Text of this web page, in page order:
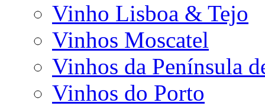
Vinho Lisboa & Tejo
Vinhos Moscatel
Vinhos da Península
Vinhos do Porto